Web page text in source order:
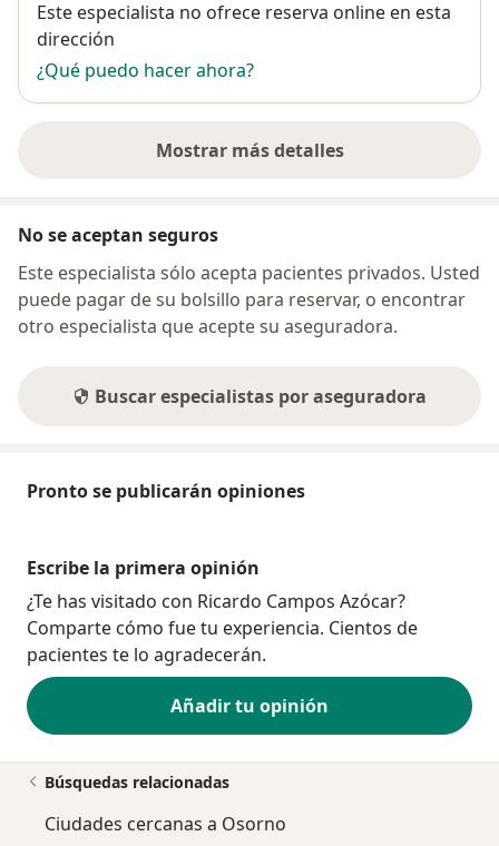
Disponibilidad
Este especialista no ofrece reserva online en esta
dirección
¿Qué puedo hacer ahora?
Mostrar más detalles
sobre la dirección
No se aceptan seguros
Este especialista sólo acepta pacientes privados. Usted
puede pagar de su bolsillo para reservar, o encontrar
otro especialista que acepte su aseguradora.
Buscar especialistas por aseguradora
Pronto se publicarán opiniones
Escribe la primera opinión
¿Te has visitado con Ricardo Campos Azócar?
Comparte cómo fue tu experiencia. Cientos de
pacientes te lo agradecerán.
Añadir tu opinión
Búsquedas relacionadas
Ciudades cercanas a Osorno